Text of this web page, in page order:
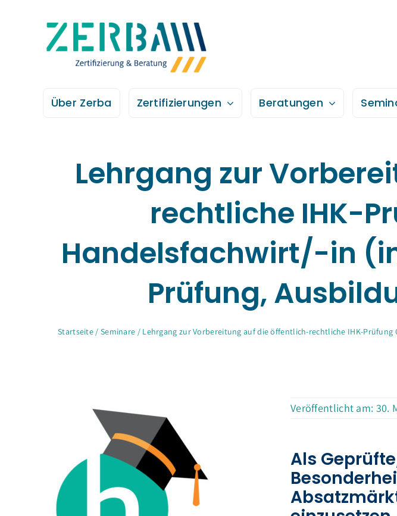
Über Zerba Zertifizierungen Beratungen
Lehrgang zur
rechtliche IHK-
Handelsfachwirt/-in
Prüfung,
Startseite / Seminare / Lehrgang zur Vorbereitung auf die öffentlich-rechtliche IHK-
Veröffentlicht am: 30.
Als